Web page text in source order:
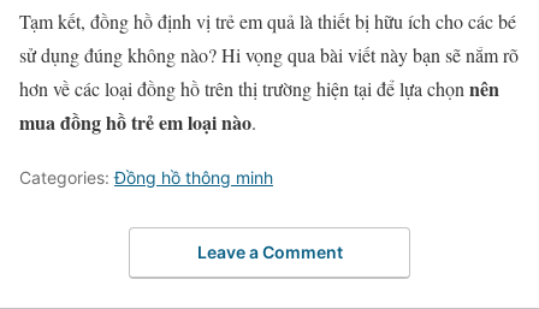
Tạm kết, đồng hồ định vị trẻ em quả là thiết bị hữu ích cho các bé
sử dụng đúng không nào? Hi vọng qua bài viết này bạn sẽ nắm rõ
hơn về các loại đồng hồ trên thị trường hiện tại để lựa chọn nên
mua đồng hồ trẻ em loại nào.
Categories:Đồng hồ thông minh
Leave a Comment